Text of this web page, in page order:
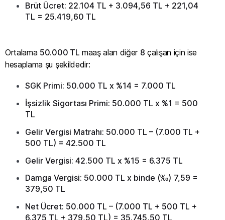
Brüt Ücret: 22.104 TL + 3.094,56 TL + 221,04
TL = 25.419,60 TL
Ortalama 50.000 TL maaş alan diğer 8 çalışan için ise
hesaplama şu şekildedir:
SGK Primi: 50.000 TL x %14 = 7.000 TL
İşsizlik Sigortası Primi: 50.000 TL x %1 = 500
TL
Gelir Vergisi Matrahı: 50.000 TL – (7.000 TL +
500 TL) = 42.500 TL
Gelir Vergisi: 42.500 TL x %15 = 6.375 TL
Damga Vergisi: 50.000 TL x binde (‰) 7,59 =
379,50 TL
Net Ücret: 50.000 TL – (7.000 TL + 500 TL +
6.375 TL + 379,50 TL) = 35.745,50 TL